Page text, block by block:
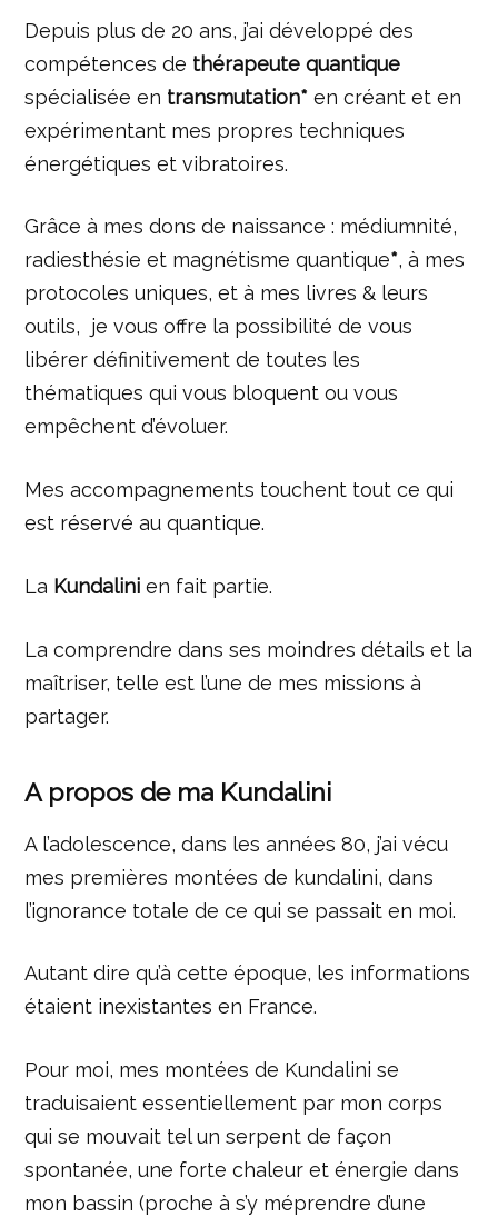
Depuis plus de 20 ans, j’ai développé des
compétences de thérapeute quantique
spécialisée en transmutation* en créant et en
expérimentant mes propres techniques
énergétiques et vibratoires.
Grâce à mes dons de naissance : médiumnité,
radiesthésie et magnétisme quantique*, à mes
protocoles uniques, et à mes livres & leurs
outils, je vous offre la possibilité de vous
libérer définitivement de toutes les
thématiques qui vous bloquent ou vous
empêchent d’évoluer.
Mes accompagnements touchent tout ce qui
est réservé au quantique.
La Kundalini en fait partie.
La comprendre dans ses moindres détails et la
maîtriser, telle est l’une de mes missions à
partager.
A propos de ma Kundalini
A l’adolescence, dans les années 80, j’ai vécu
mes premières montées de kundalini, dans
l’ignorance totale de ce qui se passait en moi.
Autant dire qu’à cette époque, les informations
étaient inexistantes en France.
Pour moi, mes montées de Kundalini se
traduisaient essentiellement par mon corps
qui se mouvait tel un serpent de façon
spontanée, une forte chaleur et énergie dans
mon bassin (proche à s’y méprendre d’une